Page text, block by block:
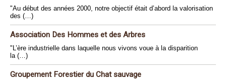
"Au début des années 2000, notre objectif était d’abord la valorisation
des (…)
Association Des Hommes et des Arbres
"L’ère industrielle dans laquelle nous vivons voue à la disparition
la (…)
Groupement Forestier du Chat sauvage